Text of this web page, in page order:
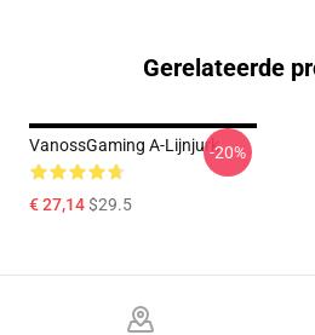
Gerelateerde
VanossGaming A-Lijnjurk
€ 27,14$29.5
-20%